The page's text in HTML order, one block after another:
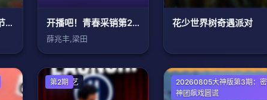
河南卫视2023年春节联欢晚会 开播吧！青春采销第2季
薛兆丰,梁田
花少世界树奇遇派对
欧美综艺
第2期 大陆综艺
20260805大神版第3期：密
神团飙戏圆谎